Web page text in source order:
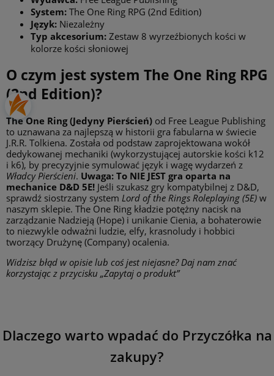
System: The One Ring RPG (2nd Edition)
Język: Niezależny
Typ akcesorium: Zestaw 8 wyrzeźbionych kości w
kolorze kości słoniowej
O czym jest system The One Ring RPG
(2nd Edition)?
The One Ring (Jedyny Pierścień) od Free League Publishing
to uznawana za najlepszą w historii gra fabularna w świecie
J.R.R. Tolkiena. Została od podstaw zaprojektowana wokół
dedykowanej mechaniki (wykorzystującej autorskie kości k12
i k6), by precyzyjnie symulować język i wagę wydarzeń z
Władcy Pierścieni. Uwaga: To NIE JEST gra oparta na
mechanice D&D 5E! Jeśli szukasz gry kompatybilnej z D&D,
sprawdź siostrzany system Lord of the Rings Roleplaying (5E) w
naszym sklepie. The One Ring kładzie potężny nacisk na
zarządzanie Nadzieją (Hope) i unikanie Cienia, a bohaterowie
to niezwykle odważni ludzie, elfy, krasnoludy i hobbici
tworzący Drużynę (Company) ocalenia.
Widzisz błąd w opisie lub coś jest niejasne? Daj nam znać
korzystając z przycisku „Zapytaj o produkt”
Dlaczego warto wpadać do Przyczółka na
zakupy?